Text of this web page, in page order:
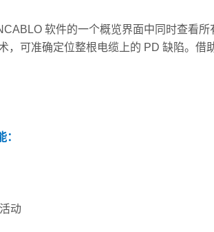
软件的一个概览界面中同时查看所
，可准确定位整根电缆上的 PD 缺陷。借
：
动